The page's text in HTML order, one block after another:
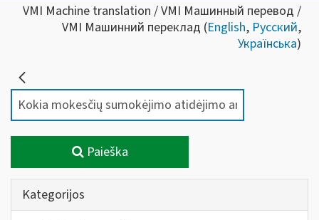
VMI Machine translation / VMI Машинный перевод /
VMI Машинний переклад (English, Русский,
Українська)
Paieška
Kategorijos